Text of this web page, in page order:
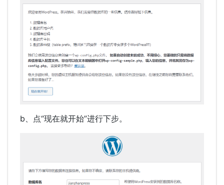
b、点“现在就开始”进行下步。